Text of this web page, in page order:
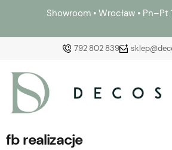
Showroom • Wrocław • Pn–Pt
792 802 839
fb realizacje